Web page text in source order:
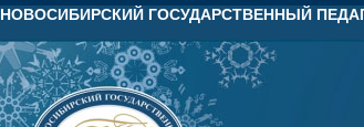
НОВОСИБИРСКИЙ ГОСУДАРСТВЕННЫЙ